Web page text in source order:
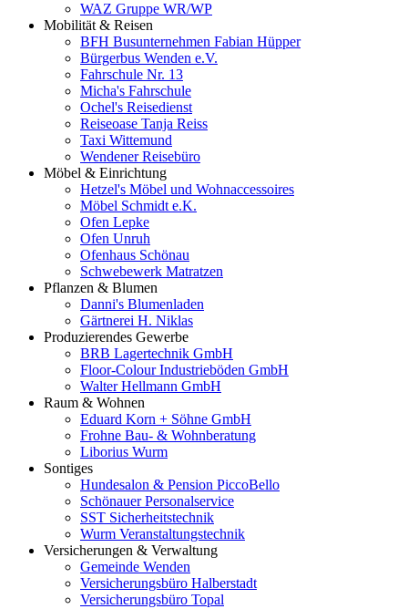
WAZ Gruppe WR/WP
Mobilität & Reisen
BFH Busunternehmen Fabian Hüpper
Bürgerbus Wenden e.V.
Fahrschule Nr. 13
Micha's Fahrschule
Ochel's Reisedienst
Reiseoase Tanja Reiss
Taxi Wittemund
Wendener Reisebüro
Möbel & Einrichtung
Hetzel's Möbel und Wohnaccessoires
Möbel Schmidt e.K.
Ofen Lepke
Ofen Unruh
Ofenhaus Schönau
Schwebewerk Matratzen
Pflanzen & Blumen
Danni's Blumenladen
Gärtnerei H. Niklas
Produzierendes Gewerbe
BRB Lagertechnik GmbH
Floor-Colour Industrieböden GmbH
Walter Hellmann GmbH
Raum & Wohnen
Eduard Korn + Söhne GmbH
Frohne Bau- & Wohnberatung
Liborius Wurm
Sontiges
Hundesalon & Pension PiccoBello
Schönauer Personalservice
SST Sicherheitstechnik
Wurm Veranstaltungstechnik
Versicherungen & Verwaltung
Gemeinde Wenden
Versicherungsbüro Halberstadt
Versicherungsbüro Topal